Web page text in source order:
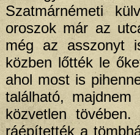
Szatmárnémeti
oroszok már az
még az asszonyt
közben lőtték le
ahol most is
található,
közvetlen
ráépítették a